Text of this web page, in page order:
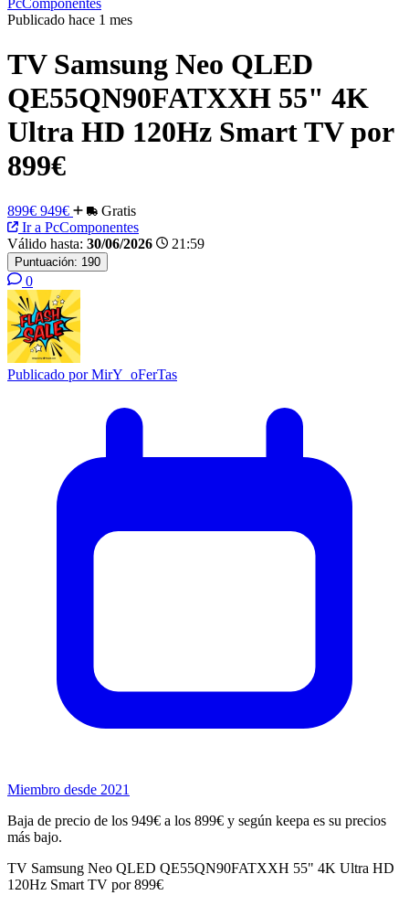
PcComponentes
Publicado hace 1 mes
TV Samsung Neo QLED
QE55QN90FATXXH 55" 4K
Ultra HD 120Hz Smart TV por
899€
899€ 949€
Gratis
Ir a PcComponentes
Válido hasta: 30/06/2026 21:59
Puntuación: 190
0
Publicado porMirY_oFerTas
Miembro desde 2021
Baja de precio de los 949€ a los 899€ y según keepa es su precios
más bajo.
TV Samsung Neo QLED QE55QN90FATXXH 55" 4K Ultra HD
120Hz Smart TV por 899€